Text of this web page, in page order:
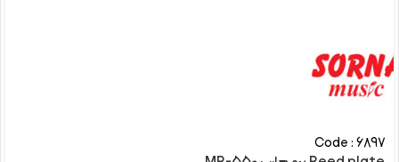
Code : 6897